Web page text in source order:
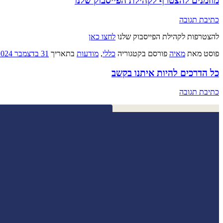
כתיבת תגובה
להצטרפות לקהילת הפייסבוק שלנו לחצו כאן
פוסט מאת מאיה פורסם בקטגוריה כללי, מודעות בתאריך 31 בדצמבר 2024
כל הדרכים להיות איתנו בקשב
כתיבת תגובה